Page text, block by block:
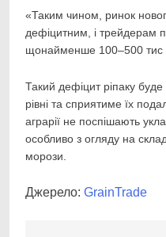
«Таким чином, ринок
дефіцитним, і трейдерам
щонайменше 100–500 тис
Такий дефіцит ріпаку
рівні та сприятиме їх
аграрії не поспішають
особливо з огляду на
морози.
Джерело: GrainTrade